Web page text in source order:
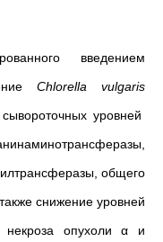
введением
Chlorella vulgaris
уровней
общего
снижение уровней
некроза опухоли α и